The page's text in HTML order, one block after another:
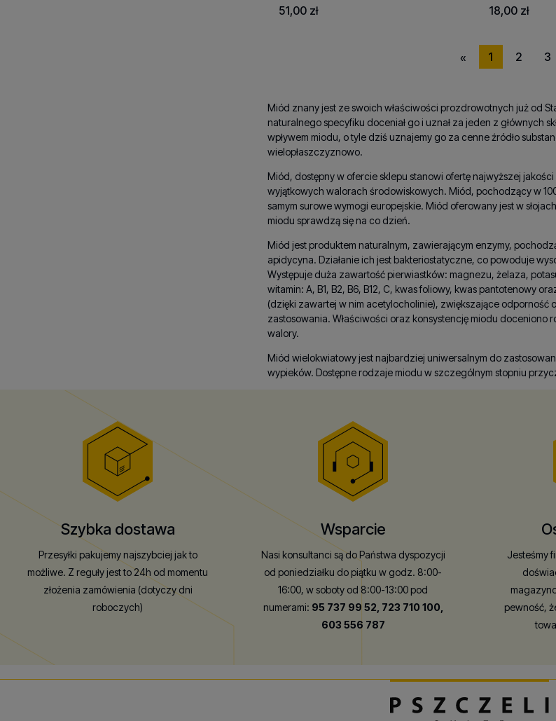
51,00 zł 18,00 zł
« 1 2 3
Miód znany jest ze swoich właściwości prozdrowotnych już od
naturalnego specyfiku doceniał go i uznał za jeden z głównych
wpływem miodu, o tyle dziś uznajemy go za cenne źródło
wielopłaszczyznowo.
Miód, dostępny w ofercie sklepu stanowi ofertę najwyższej
wyjątkowych walorach środowiskowych. Miód, pochodzący w
samym surowe wymogi europejskie. Miód oferowany jest w
miodu sprawdzą się na co dzień.
Miód jest produktem naturalnym, zawierającym enzymy,
apidycyna. Działanie ich jest bakteriostatyczne, co powoduje
Występuje duża zawartość pierwiastków: magnezu, żelaza,
witamin: A, B1, B2, B6, B12, C, kwas foliowy, kwas pantotenowy
(dzięki zawartej w nim acetylocholinie), zwiększające
zastosowania. Właściwości oraz konsystencję miodu
walory.
Miód wielokwiatowy jest najbardziej uniwersalnym do
wypieków. Dostępne rodzaje miodu w szczególnym stopniu
Szybka dostawa
Przesyłki pakujemy najszybciej jak to
możliwe. Z reguły jest to 24h od momentu
złożenia zamówienia (dotyczy dni
roboczych)
Wsparcie
Nasi konsultanci są do Państwa dyspozycji
od poniedziałku do piątku w godz. 8:00-
16:00, w soboty od 8:00-13:00 pod
numerami: 95 737 99 52, 723 710 100,
603 556 787
Jesteśmy
pewność,